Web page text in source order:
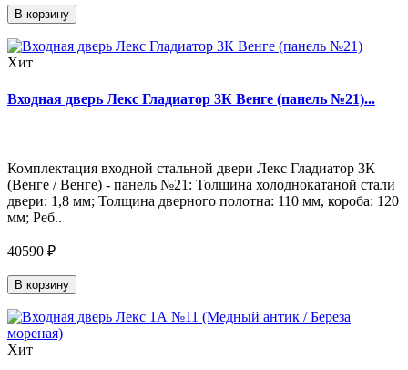
В корзину
Хит
Входная дверь Лекс Гладиатор 3К Венге (панель №21)...
Комплектация входной стальной двери Лекс Гладиатор 3К
(Венге / Венге) - панель №21: Толщина холоднокатаной стали
двери: 1,8 мм; Толщина дверного полотна: 110 мм, короба: 120
мм; Реб..
40590 ₽
В корзину
Хит